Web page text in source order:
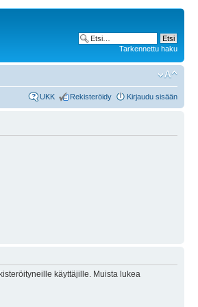
Tarkennettu haku
UKK Rekisteröidy Kirjaudu sisään
käyttäjille. Muista lukea